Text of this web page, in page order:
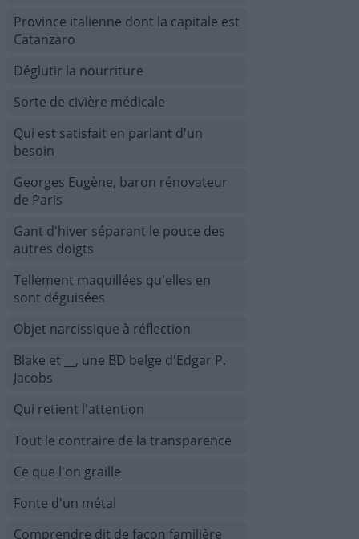
Province italienne dont la capitale est
Catanzaro
Déglutir la nourriture
Sorte de civière médicale
Qui est satisfait en parlant d'un
besoin
Georges Eugène, baron rénovateur
de Paris
Gant d'hiver séparant le pouce des
autres doigts
Tellement maquillées qu'elles en
sont déguisées
Objet narcissique à réflection
Blake et __, une BD belge d'Edgar P.
Jacobs
Qui retient l'attention
Tout le contraire de la transparence
Ce que l'on graille
Fonte d'un métal
Comprendre dit de façon familière